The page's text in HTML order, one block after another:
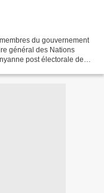
du gouvernement
général des Nations
post électorale de